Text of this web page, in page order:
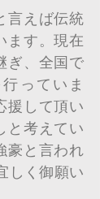
言えば伝統
ます。現在
ぎ、全国で
っていま
援して頂い
と考えてい
豪と言われ
しく御願い